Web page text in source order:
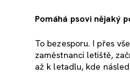
Pomáhá psovi nějaký
To bezesporu. I přes
zaměstnanci letiště,
až k letadlu, kde